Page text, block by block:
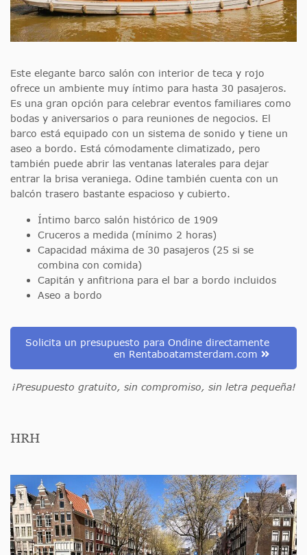
Este elegante barco salón con interior de teca y rojo
ofrece un ambiente muy íntimo para hasta 30 pasajeros.
Es una gran opción para celebrar eventos familiares como
bodas y aniversarios o para reuniones de negocios. El
barco está equipado con un sistema de sonido y tiene un
aseo a bordo. Está cómodamente climatizado, pero
también puede abrir las ventanas laterales para dejar
entrar la brisa veraniega. Odine también cuenta con un
balcón trasero bastante espacioso y cubierto.
Íntimo barco salón histórico de 1909
Cruceros a medida (mínimo 2 horas)
Capacidad máxima de 30 pasajeros (25 si se
combina con comida)
Capitán y anfitriona para el bar a bordo incluidos
Aseo a bordo
Solicita un presupuesto para Ondine directamente
en Rentaboatamsterdam.com
¡Presupuesto gratuito, sin compromiso, sin letra pequeña!
HRH